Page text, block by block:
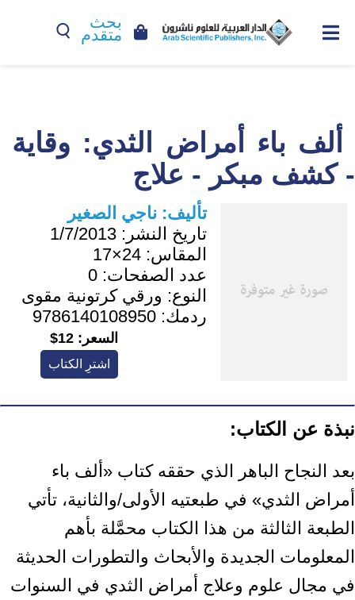
بحث
متقدم
ألف باء أمراض الثدي: وقاية
- كشف مبكر - علاج
تأليف: ناجي الصغير
تاريخ النشر: 1/7/2013
المقاس: 24×17
عدد الصفحات: 0
النوع: ورقي كرتونية مقوى
ردمك: 9786140108950
السعر: 12$
اشترِ الكتاب
نبذة عن الكتاب:
بعد النجاح الباهر الذي حققه كتاب «ألف باء
أمراض الثدي» في طبعتيه الأولى/والثانية، تأتي
الطبعة الثالثة من هذا الكتاب محمَّلة بأهم
المعلومات الجديدة والأبحاث والتطورات الحديثة
في مجال علوم وعلاج أمراض الثدي في السنوات